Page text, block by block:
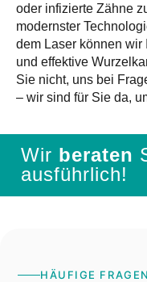
oder infizierte Zähne
modernster
dem Laser können
und effektive
Sie nicht, uns bei
– wir sind für Sie da,
Wir beraten
ausführlich!
HÄUFIGE FRAGEN